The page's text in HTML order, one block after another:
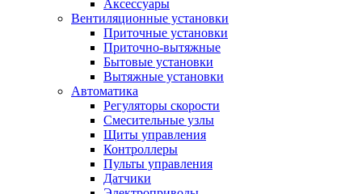
Аксессуары
Вентиляционные установки
Приточные установки
Приточно-вытяжные
Бытовые установки
Вытяжные установки
Автоматика
Регуляторы скорости
Смесительные узлы
Щиты управления
Контроллеры
Пульты управления
Датчики